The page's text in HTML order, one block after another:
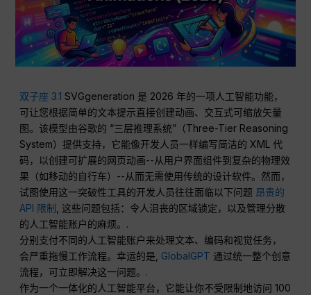
双子座 3.1 SVGgeneration 是 2026 年的一项人工智能功能，
可让您根据简单的文本提示直接创建动画、交互式可缩放矢量
图。该模型由谷歌的 “三层推理系统”（Three-Tier Reasoning
System）提供支持，它能像开发人员一样编写简洁的 XML 代
码，以创建可扩展的网页动画--从用户界面组件到复杂的物理效
果（如移动的自行车）--从而无需使用传统的设计软件。然而，
试图使用这一突破性工具的开发人员往往面临以下问题 昂贵的
API 限制
, 这些问题包括：令人沮丧的区域锁定，以及管理分散
的人工智能账户的麻烦。.
分别支付不同的人工智能账户来处理文本、编码和视觉任务，
会严重拖慢工作流程。幸运的是, GlobalGPT 通过统一整个创意
流程，可立即解决这一问题。.
作为一个一体化的人工智能平台，它能让你不受限制地访问 100